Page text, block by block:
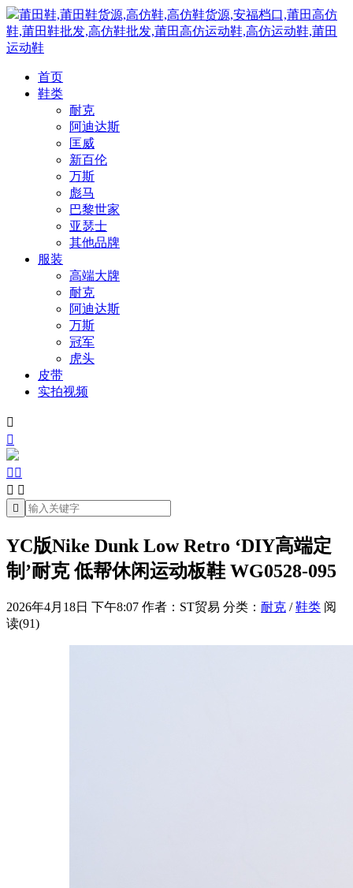
莆田鞋,莆田鞋货源,高仿鞋,高仿鞋货源,安福档口,莆田高仿
鞋,莆田鞋批发,高仿鞋批发,莆田高仿运动鞋,高仿运动鞋,莆田
运动鞋
首页
鞋类
耐克
阿迪达斯
匡威
新百伦
万斯
彪马
巴黎世家
亚瑟士
其他品牌
服装
高端大牌
耐克
阿迪达斯
万斯
冠军
虎头
皮带
实拍视频


 
 

YC版Nike Dunk Low Retro ‘DIY高端定
制’耐克 低帮休闲运动板鞋 WG0528-095
2026年4月18日 下午8:07 作者：ST贸易 分类： 耐克 /鞋类 阅
读(91)